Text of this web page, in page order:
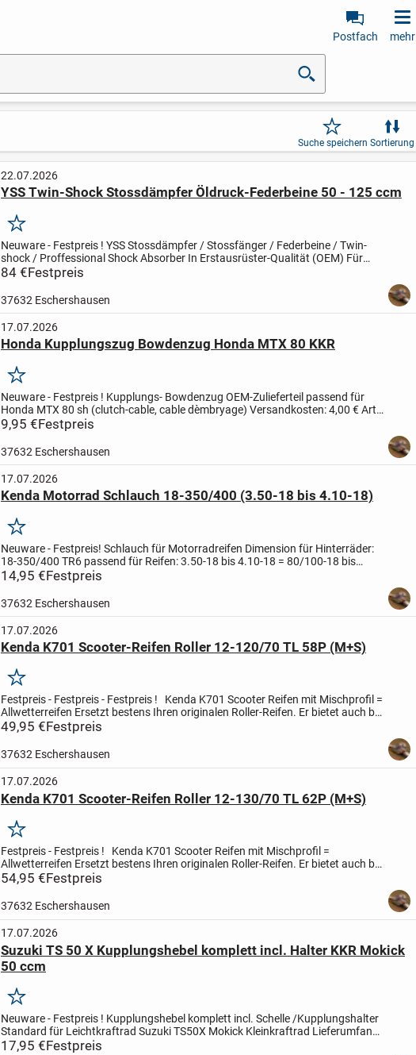
Postfach mehr
Suche speichern Sortierung
22.07.2026
YSS Twin-Shock Stossdämpfer Öldruck-Federbeine 50 - 125 ccm
Merken
Neuware - Festpreis ! YSS Stossdämpfer / Stossfänger / Federbeine / Twin-
shock / Proffessional Shock Absorber In Erstausrüster-Qualität (OEM) Für
verschiedene Mokick und Moped Modelle von ca. 60...
84 €Festpreis
37632 Eschershausen
17.07.2026
Honda Kupplungszug Bowdenzug Honda MTX 80 KKR
Merken
Neuware - Festpreis ! Kupplungs- Bowdenzug OEM-Zulieferteil passend für
Honda MTX 80 sh (clutch-cable, cable dèmbryage) Versandkosten: 4,00 €Art.
Nr. BIBV_RW8836
9,95 €Festpreis
37632 Eschershausen
17.07.2026
Kenda Motorrad Schlauch 18-350/400 (3.50-18 bis 4.10-18)
Merken
Neuware - Festpreis! Schlauch für Motorradreifen Dimension für Hinterräder:
18-350/400 TR6 passend für Reifen:3.50-18 bis 4.10-18 = 80/100-18 bis
90/100-18 Ausführung:
14,95 €Festpreis
37632 Eschershausen
17.07.2026
Kenda K701 Scooter-Reifen Roller 12-120/70 TL 58P (M+S)
Merken
Festpreis - Festpreis - Festpreis !
Kenda K701 Scooter Reifen mit Mischprofil =
Allwetterreifen Ersetzt bestens Ihren originalen Roller-Reifen. Er bietet auch bei
schlechten Wetterverhältnis...
49,95 €Festpreis
37632 Eschershausen
17.07.2026
Kenda K701 Scooter-Reifen Roller 12-130/70 TL 62P (M+S)
Merken
Festpreis - Festpreis !
Kenda K701 Scooter Reifen mit Mischprofil =
Allwetterreifen Ersetzt bestens Ihren originalen Roller-Reifen. Er bietet auch bei
schlechten Wetterverhältnissen guten...
54,95 €Festpreis
37632 Eschershausen
17.07.2026
Suzuki TS 50 X Kupplungshebel komplett incl. Halter KKR Mokick
50 ccm
Merken
Neuware - Festpreis ! Kupplungshebel komplett incl. Schelle /Kupplungshalter
Standard für Leichtkraftrad Suzuki TS50X Mokick Kleinkraftrad Lieferumfang:
KupplungshebelKupplungshebel Halter...
17,95 €Festpreis